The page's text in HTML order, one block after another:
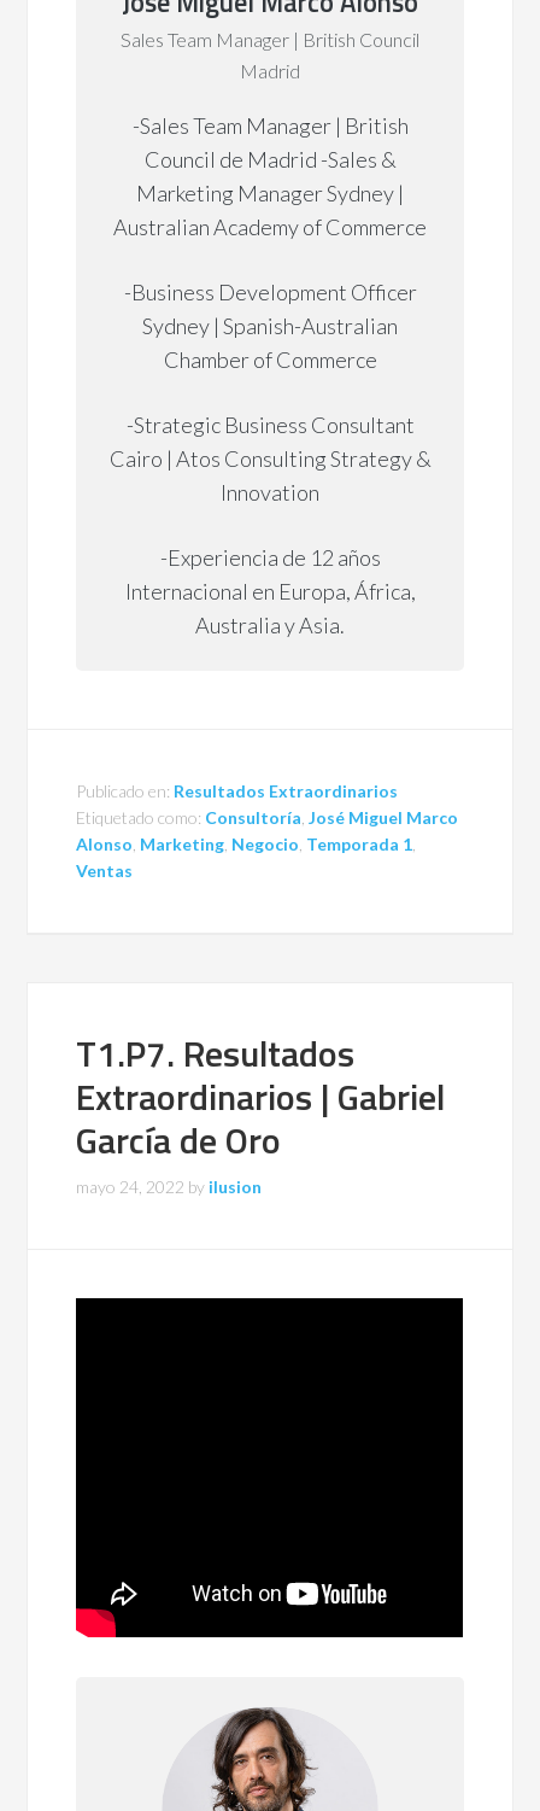
Sales Team Manager | British Council
Madrid
-Sales Team Manager | British
Council de Madrid -Sales &
Marketing Manager Sydney |
Australian Academy of Commerce
-Business Development Officer
Sydney | Spanish-Australian
Chamber of Commerce
-Strategic Business Consultant
Cairo | Atos Consulting Strategy &
Innovation
-Experiencia de 12 años
Internacional en Europa, África,
Australia y Asia.
Publicado en: Resultados Extraordinarios
Etiquetado como: Consultoría ,José Miguel Marco
Alonso Marketing Negocio Temporada 1
Ventas
T1.P7. Resultados
Extraordinarios | Gabriel
García de Oro
mayo 24, 2022 by ilusion